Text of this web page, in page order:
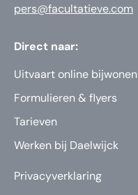
pers@facultatieve.com
Direct naar:
Uitvaart online bijwonen
Formulieren & flyers
Tarieven
Werken bij Daelwijck
Privacyverklaring